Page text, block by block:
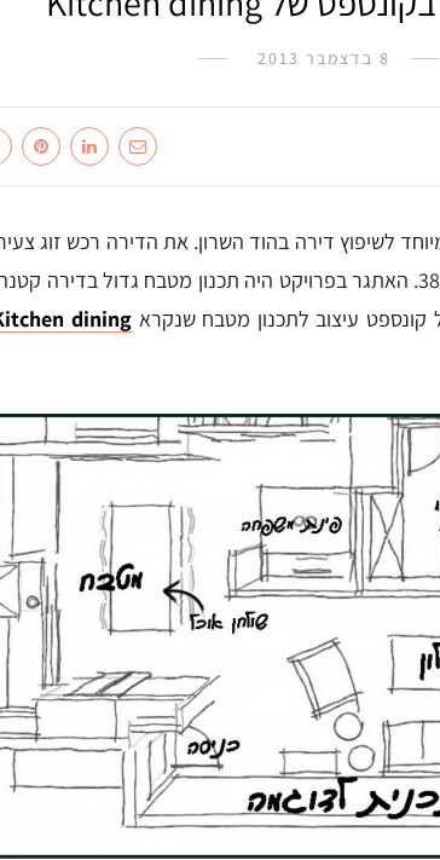
8 בדצמבר 2013
לשיפוץ דירה בהוד השרון. את הדירה רכש זוג
קונספט עיצוב לתכנון מטבח שנקראdining